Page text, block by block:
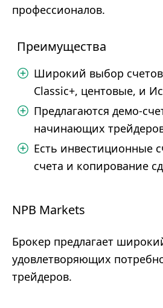
профессионалов.
Преимущества
Широкий выбор
Classic+, центовые, и
Предлагаются демо-
начинающих
Есть инвестиционные
счета и копирование
NPB Markets
Брокер предлагает
удовлетворяющих
трейдеров.